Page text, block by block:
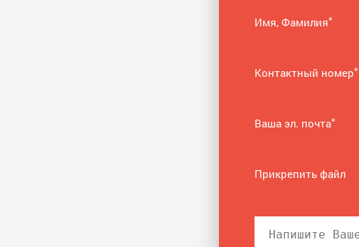
Имя, Фамилия*
Контактный номер*
Ваша эл. почта*
Прикрепить файл